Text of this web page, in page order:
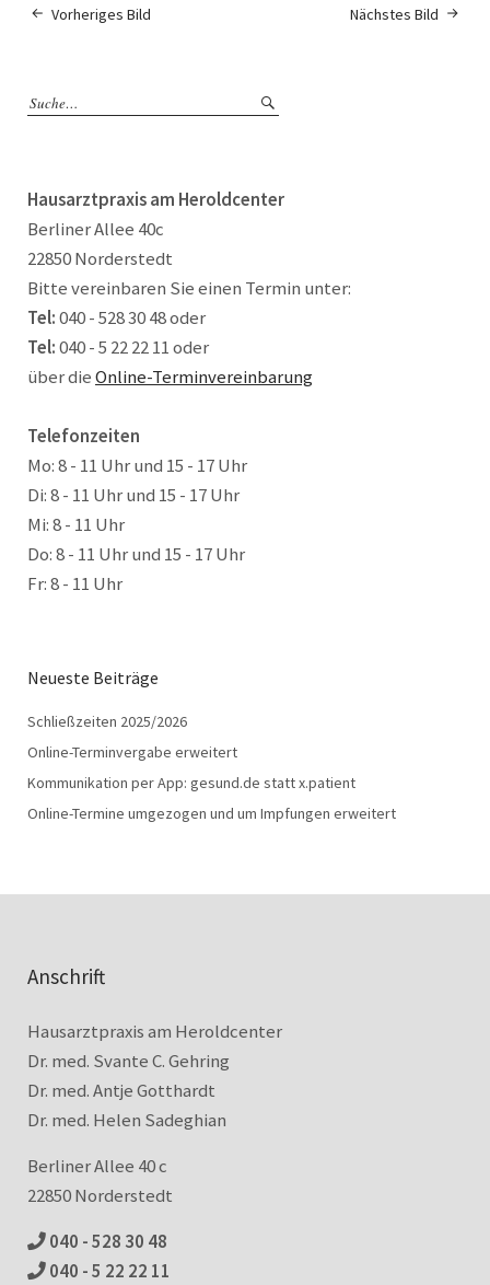
Nächstes Bild
Vorheriges Bild
Hausarztpraxis am Heroldcenter
Berliner Allee 40c
22850 Norderstedt
Bitte vereinbaren Sie einen Termin unter:
Tel:040 - 528 30 48 oder
Tel:040 - 5 22 22 11 oder
über dieOnline-Terminvereinbarung
Telefonzeiten
Mo: 8 - 11 Uhr und 15 - 17 Uhr
Di: 8 - 11 Uhr und 15 - 17 Uhr
Mi: 8 - 11 Uhr
Do: 8 - 11 Uhr und 15 - 17 Uhr
Fr: 8 - 11 Uhr
Neueste Beiträge
Schließzeiten 2025/2026
Online-Terminvergabe erweitert
Kommunikation per App: gesund.de statt x.patient
Online-Termine umgezogen und um Impfungen erweitert
Anschrift
Hausarztpraxis am Heroldcenter
Dr. med. Svante C. Gehring
Dr. med. Antje Gotthardt
Dr. med. Helen Sadeghian
Berliner Allee 40 c
22850 Norderstedt
040 - 528 30 48
040 - 5 22 22 11